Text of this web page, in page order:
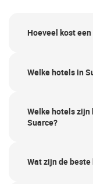
Hoeveel kost
Welke hotels in
Welke hotels
Suarce?
Wat zijn de